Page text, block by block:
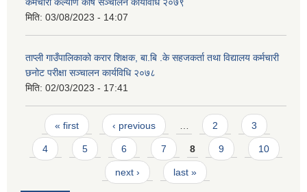
कर्मचारी कल्याण कोष सञ्चालन कार्यविधि २०७९
मिति: 03/08/2023 - 14:07
ताप्ली गाउँपालिकाको करार शिक्षक, बा.बि .के सहजकर्ता तथा विद्यालय कर्मचारी
छनोट परीक्षा सञ्चालन कार्यविधि २०७८
मिति: 02/03/2023 - 17:41
Pages
« first ‹ previous 2 3
4 5 6 7 8 9 10
next › last »